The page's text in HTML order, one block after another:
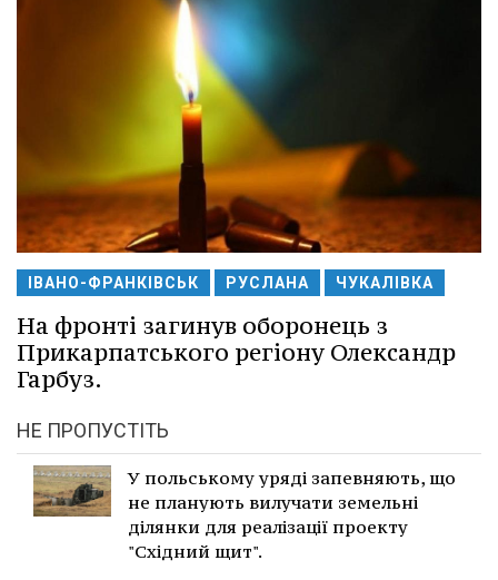
ІВАНО-ФРАНКІВСЬК РУСЛАНА ЧУКАЛІВКА
На фронті загинув оборонець з
Прикарпатського регіону Олександр
Гарбуз.
НЕ ПРОПУСТІТЬ
У польському уряді запевняють, що
не планують вилучати земельні
ділянки для реалізації проекту
"Східний щит".